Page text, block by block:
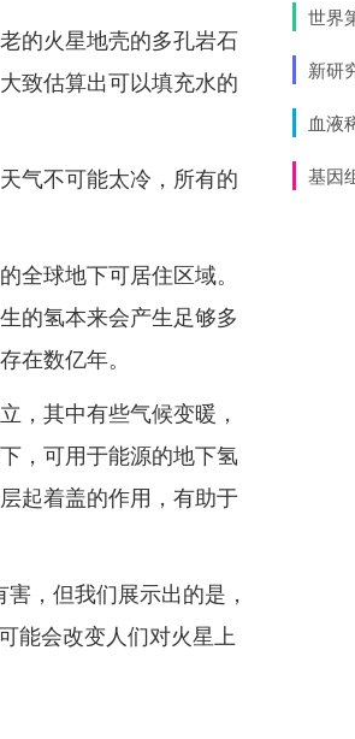
的火星地壳的多孔岩石
致估算出可以填充水的
气不可能太冷，所有的
全球地下可居住区域。
的氢本来会产生足够多
在数亿年。
，其中有些气候变暖，
，可用于能源的地下氢
起着盖的作用，有助于
，但我们展示出的是，
能会改变人们对火星上
新研
血液
基因